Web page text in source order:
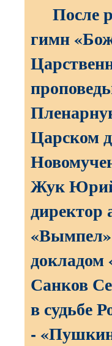
После
гимн
Царском
Жук Юрий
директор
Санков
в судьбе
-